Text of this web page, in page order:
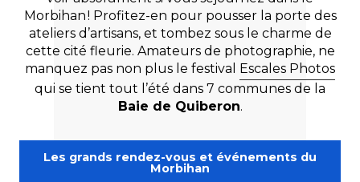
Morbihan ! Profitez-en pour pousser la porte des
ateliers d’artisans, et tombez sous le charme de
cette cité fleurie. Amateurs de photographie, ne
manquez pas non plus le festival Escales Photos
qui se tient tout l’été dans 7 communes de la
Baie de Quiberon.
Les grands rendez-vous et événements du
Morbihan